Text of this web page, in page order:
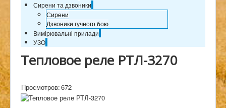
Сирени та дзвоники
Сирени
Дзвоники гучного бою
Вимірювальні прилади
УЗО
Тепловое реле РТЛ-3270
Просмотров:672